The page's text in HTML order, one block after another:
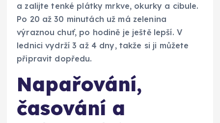
a zalijte tenké plátky mrkve, okurky a cibule.
Po 20 až 30 minutách už má zelenina
výraznou chuť, po hodině je ještě lepší. V
lednici vydrží 3 až 4 dny, takže si ji můžete
připravit dopředu.
Napařování,
časování a